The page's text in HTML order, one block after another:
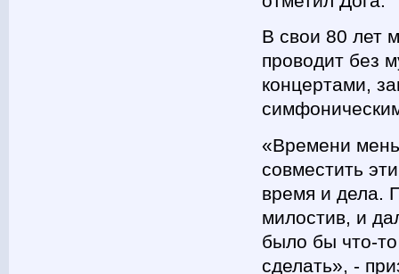
В свои 80 лет
проводит без
концертами,
«Времени
совместить
время и дела.
милостив, и
было бы что-
сделать», -